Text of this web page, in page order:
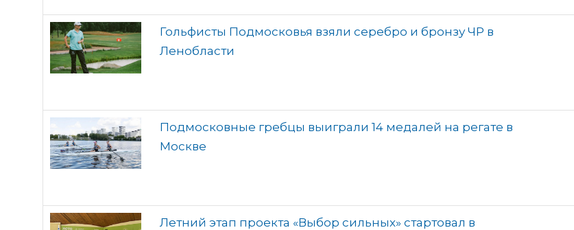
Гольфисты Подмосковья взяли серебро и бронзу ЧР в
Ленобласти
Подмосковные гребцы выиграли 14 медалей на регате в
Москве
Летний этап проекта «Выбор сильных» стартовал в